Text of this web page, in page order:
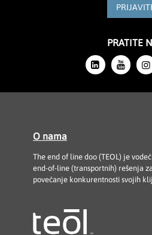
PRATITE
O nama
The end of line doo (TEOL) je
end-of-line (transportnih) rešenja
povećanje konkurentnosti svojih